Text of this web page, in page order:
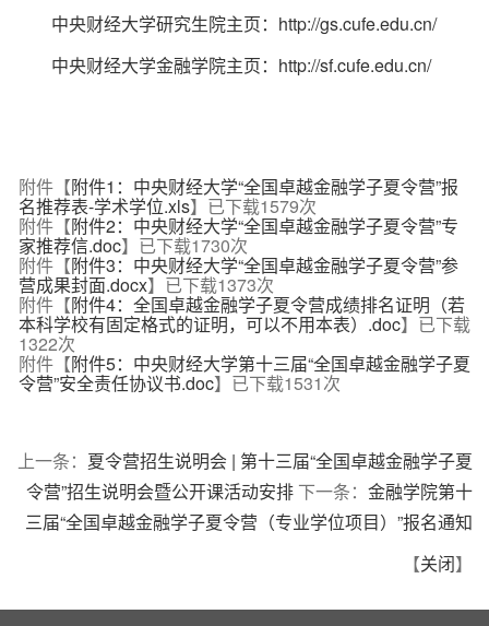
中央财经大学研究生院主页：http://gs.cufe.edu.cn/
中央财经大学金融学院主页：http://sf.cufe.edu.cn/
附件【附件1：中央财经大学“全国卓越金融学子夏令营”报
名推荐表-学术学位.xls】已下载1579次
附件【附件2：中央财经大学“全国卓越金融学子夏令营”专
家推荐信.doc】已下载1730次
附件【附件3：中央财经大学“全国卓越金融学子夏令营”参
营成果封面.docx】已下载1373次
附件【附件4：全国卓越金融学子夏令营成绩排名证明（若
本科学校有固定格式的证明，可以不用本表）.doc】已下载
1322次
附件【附件5：中央财经大学第十三届“全国卓越金融学子夏
令营”安全责任协议书.doc】已下载1531次
上一条： 夏令营招生说明会 | 第十三届“全国卓越金融学子夏
令营”招生说明会暨公开课活动安排 下一条： 金融学院第十
三届“全国卓越金融学子夏令营（专业学位项目）”报名通知
【关闭】